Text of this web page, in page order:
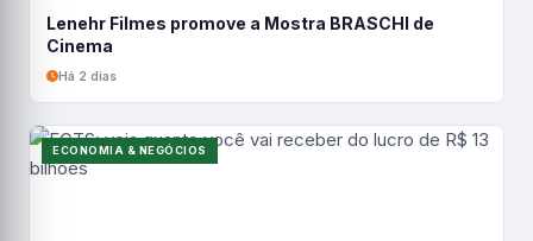
Lenehr Filmes promove a Mostra BRASCHI de
Cinema
Há 2 dias
ECONOMIA & NEGÓCIOS